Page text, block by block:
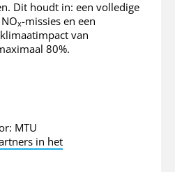
Dit houdt in: een volledige
x-missies en een
van
80%.
MTU
in het